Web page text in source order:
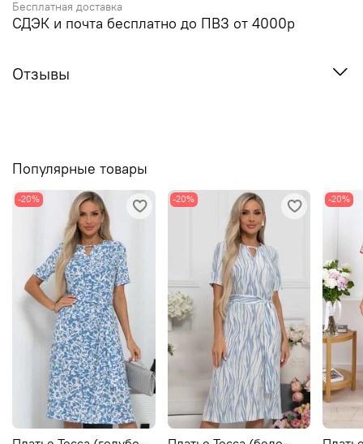
Бесплатная доставка
СДЭК и почта бесплатно до ПВЗ от 4000р
Отзывы
Популярные товары
-20% -20% -20%